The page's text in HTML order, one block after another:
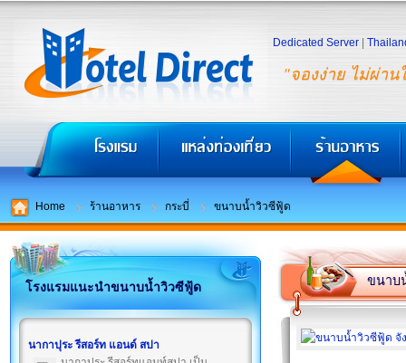
"จองง่าย ไม่ผ่าน
Dedicated Server
Home ร้านอาหาร กระบี่ ขนาบน้ำวิวซีฟู้ด
โรงแรมแนะนำขนาบน้ำวิวซีฟู้ด
นากาปุระ รีสอร์ท แอนด์ สปา
ขนาบ